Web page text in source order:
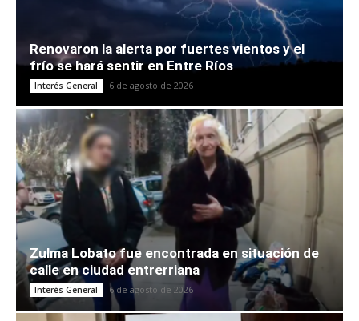
Renovaron la alerta por fuertes vientos y el
frío se hará sentir en Entre Ríos
Interés General 6 de agosto de 2026
Zulma Lobato fue encontrada en situación de
calle en ciudad entrerriana
Interés General 6 de agosto de 2026